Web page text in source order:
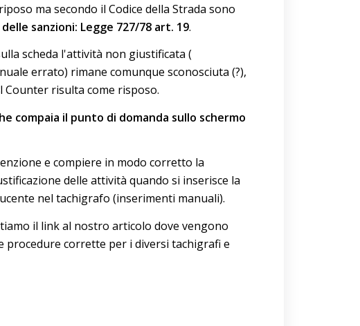
ma secondo il Codice della Strada sono
sanzioni: Legge 727/78 art. 19.
scheda l'attività non giustificata (
errato) rimane comunque sconosciuta (?),
Counter risulta come risposo.
compaia il punto di domanda sullo schermo
e compiere in modo corretto la
delle attività quando si inserisce la
nel tachigrafo (inserimenti manuali).
il link al nostro articolo dove vengono
procedure corrette per i diversi tachigrafi e